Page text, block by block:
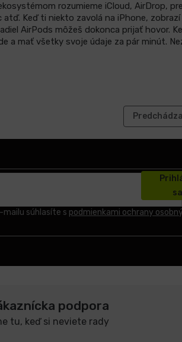
rozumieme iCloud, AirDrop,
atď. Keď ti niekto zavolá na iPhone,
AirPods môžeš dokonca prijať hovor.
a mať všetky svoje údaje za pár minút.
mailu súhlasíte s podmienkami ochrany
sa
podpora
tu, keď si neviete rady